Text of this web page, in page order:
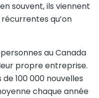
souvent, ils viennent
qu’on
au Canada
propre entreprise.
de 100 000 nouvelles
chaque année